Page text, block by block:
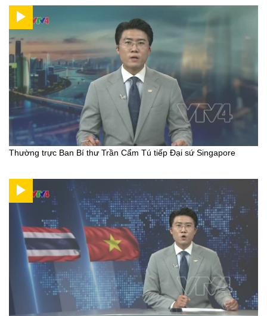
Thường trực Ban Bí thư Trần Cẩm Tú tiếp Đại sứ Singapore